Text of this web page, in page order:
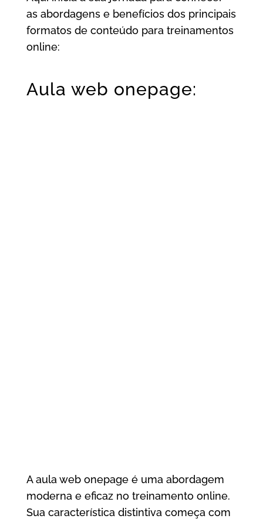
as abordagens e benefícios dos principais
formatos de conteúdo para treinamentos
online:
Aula web onepage:
A aula web onepage é uma abordagem
moderna e eficaz no treinamento online.
Sua característica distintiva começa com